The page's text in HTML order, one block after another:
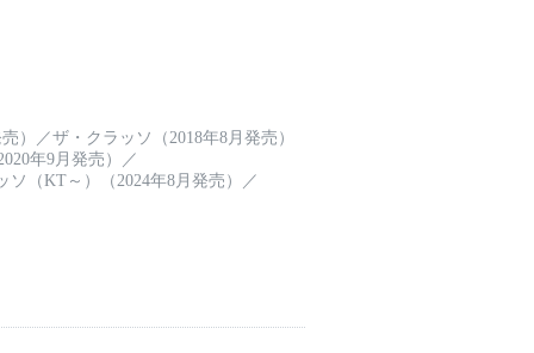
） ／ザ・クラッソ（2018年8月発売）
年9月発売）
／
ソ（KT～）（2024年8月発売）
／